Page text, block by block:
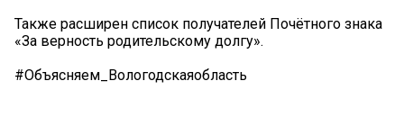
Также расширен список получателей Почётного знака
«За верность родительскому долгу».
#Объясняем_Вологодскаяобласть